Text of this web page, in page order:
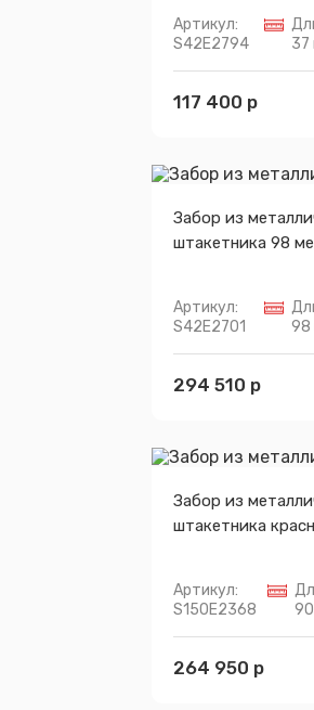
Артикул:
S42E2794
37
117 400 р
Забор из
штакетника 98
Артикул:
S42E2701
98
294 510 р
Забор из
штакетника
Артикул:
S150E2368
264 950 р